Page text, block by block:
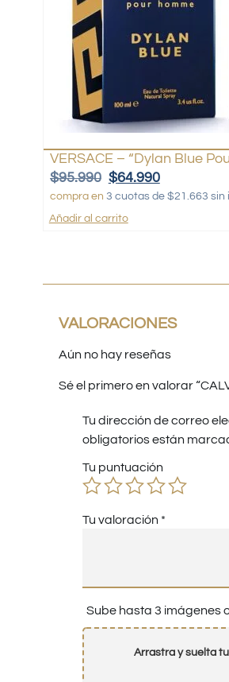
VERSACE – “Dylan Blue
$95.990 $64.990
compra en 3 cuotas de $21.663 sin
Añadir al carrito
VALORACIONES
Aún no hay reseñas
Sé el primero en valorar
Tu dirección de correo
obligatorios están
Tu puntuación
Tu valoración *
Sube hasta 3 imágenes
Arrastra y suelta